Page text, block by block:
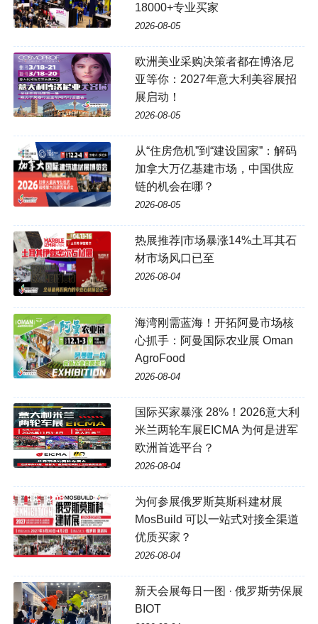
18000+专业买家
2026-08-05
欧洲美业采购决策者都在博洛尼
亚等你：2027年意大利美容展招
展启动！
2026-08-05
从“住房危机”到“建设国家”：解码
加拿大万亿基建市场，中国供应
链的机会在哪？
2026-08-05
热展推荐|市场暴涨14%土耳其石
材市场风口已至
2026-08-04
海湾刚需蓝海！开拓阿曼市场核
心抓手：阿曼国际农业展 Oman
AgroFood
2026-08-04
国际买家暴涨 28%！2026意大利
米兰两轮车展EICMA 为何是进军
欧洲首选平台？
2026-08-04
为何参展俄罗斯莫斯科建材展
MosBuild 可以一站式对接全渠道
优质买家？
2026-08-04
新天会展每日一图 · 俄罗斯劳保展
BIOT